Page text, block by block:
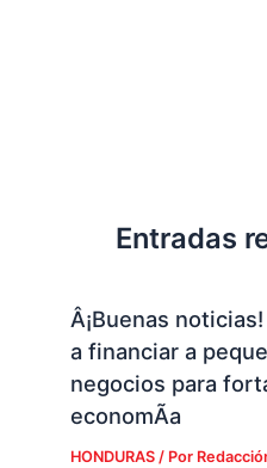
Entradas
Â¡Buenas
a financiar a
negocios para
economÃ­a
HONDURAS/ Por